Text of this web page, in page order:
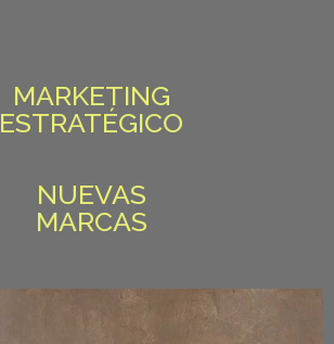
MARKETING
ESTRATÉGICO
NUEVAS
MARCAS